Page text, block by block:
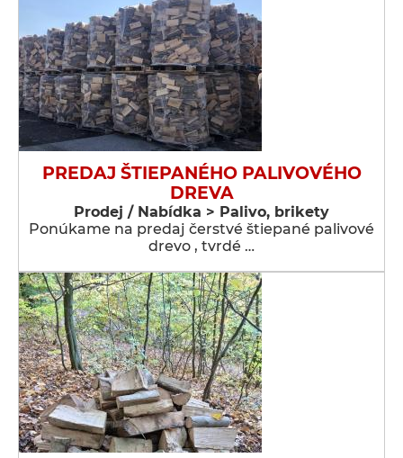
PREDAJ ŠTIEPANÉHO PALIVOVÉHO
DREVA
Prodej / Nabídka > Palivo, brikety
Ponúkame na predaj čerstvé štiepané palivové
drevo , tvrdé …